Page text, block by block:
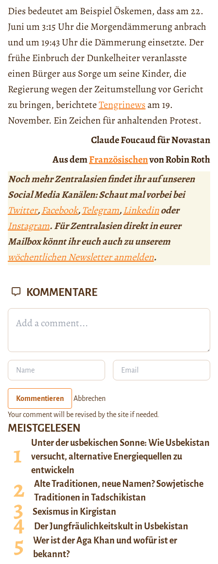
Dies bedeutet am Beispiel Öskemen, dass am 22.
Juni um 3:15 Uhr die Morgendämmerung anbrach
und um 19:43 Uhr die Dämmerung einsetzte. Der
frühe Einbruch der Dunkelheiter veranlasste
einen Bürger aus Sorge um seine Kinder, die
Regierung wegen der Zeitumstellung vor Gericht
zu bringen, berichteteTengrinewsam 19.
November. Ein Zeichen für anhaltenden Protest.
Claude Foucaud für Novastan
Aus demFranzösischenvon Robin Roth
Noch mehr Zentralasien findet ihr auf unseren
Social Media Kanälen: Schaut mal vorbei bei
Twitter,Facebook,Telegram,Linkedinoder
Instagram. Für Zentralasien direkt in eurer
Mailbox könnt ihr euch auch zu unserem
wöchentlichen Newsletter anmelden.
MEISTGELESEN
Unter der usbekischen Sonne: Wie Usbekistan
versucht, alternative Energiequellen zu
entwickeln
Alte Traditionen, neue Namen? Sowjetische
Traditionen in Tadschikistan
Sexismus in Kirgistan
Der Jungfräulichkeitskult in Usbekistan
Wer ist der Aga Khan und wofür ist er
bekannt?
KOMMENTARE
Kommentieren Abbrechen
Your comment will be revised by the site if needed.